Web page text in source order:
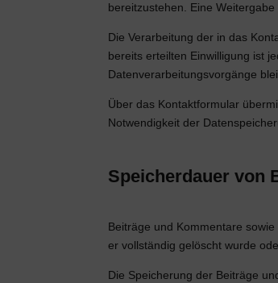
bereitzustehen. Eine
Die Verarbeitung der in das
bereits erteilten Einwilligung ist
Datenverarbeitungsvorgänge
Über das Kontaktformular
Notwendigkeit der
Speicherdauer von
Beiträge und Kommentare
er vollständig gelöscht wurde
Die Speicherung der Beiträge